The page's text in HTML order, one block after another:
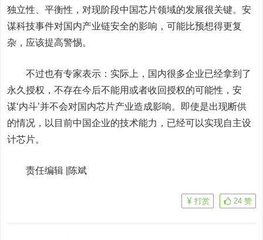
独立性、平衡性，对现阶段中国芯片领域的发展很关键。安
谋科技事件对国内产业链安全的影响，可能比预想得更复
杂，应该提高警惕。
不过也有专家表示：实际上，国内很多企业已经拿到了
永久授权，不存在今后不能用或者收回授权的可能性，安
谋‘内斗’并不会对国内芯片产业造成影响。即使是出现断供
的情况，以目前中国企业的技术能力，已经可以实现自主设
计芯片。
责任编辑 |陈斌
24 赞
打赏